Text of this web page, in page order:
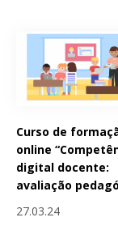
Curso de
online
digital docente:
avaliação
27.03.24